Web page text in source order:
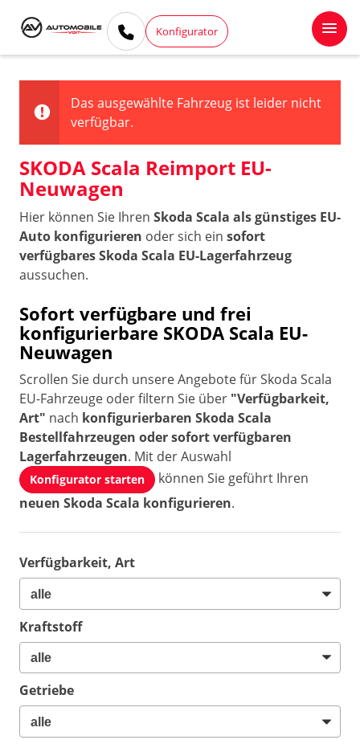
Konfigurator
Das ausgewählte Fahrzeug ist leider nicht
verfügbar.
SKODA Scala Reimport EU-
Neuwagen
Hier können Sie Ihren Skoda Scala als günstiges EU-
Auto konfigurieren oder sich ein sofort
verfügbares Skoda Scala EU-Lagerfahrzeug
aussuchen.
Sofort verfügbare und frei
konfigurierbare SKODA Scala EU-
Neuwagen
Scrollen Sie durch unsere Angebote für Skoda Scala
EU-Fahrzeuge oder filtern Sie über "Verfügbarkeit,
Art" nach konfigurierbaren Skoda Scala
Bestellfahrzeugen oder sofort verfügbaren
Lagerfahrzeugen. Mit der Auswahl
Konfigurator starten
können Sie geführt Ihren
neuen Skoda Scala konfigurieren.
Verfügbarkeit, Art
Kraftstoff
Getriebe